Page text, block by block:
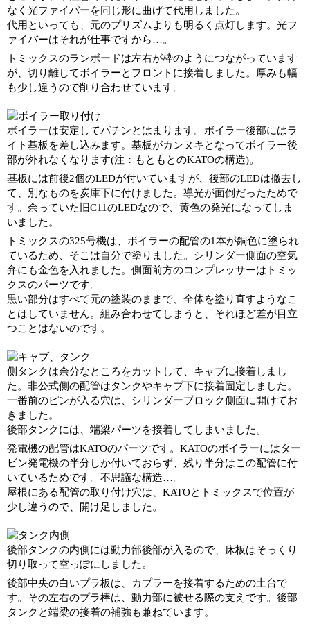
なく光ファイバーを同じ形に曲げて代用しました。
代用といっても、元のプリズムよりも明るく点灯します。光フ
ァイバーはそれが仕事ですから…。
トミックスのランボードは左右が枠のようにつながっています
が、切り離してボイラーとフロントに接着しました。厚みも幅
も少し違うので削り合わせています。
ボイラーは安定してパチンとはまります。ボイラー後部にはラ
イト基板を差し込みます。基板がカンヌキとなってボイラー後
部が外れなくなります(注：もともとのKATOの構造)。
基板には前後2個のLEDが付いていますが、後部のLEDは撤去し
て、別なものを炭庫下に付けました。導光が面倒だったためで
す。余っていた旧C11のLEDなので、黄色の発光になってしま
いました。
トミックスの325号機は、ボイラーの配管の1本が銅色に塗られ
ているため、そこは自分で塗りました。シリンダー側面の空気
弁にも金色を入れました。側面前方のコンプレッサーはトミッ
クスのパーツです。
黒い部分はすべて元の塗装のままで、全体を塗り直すようなこ
とはしていません。組み合わせてしまうと、それほど差が目立
つことはないのです。
側タンクは余分なところをカットして、キャブに接着しまし
た。非公式側の配管はタンクやキャブ下に接着固定しました。
一番前のピンが入る穴は、シリンダーブロック側面に開けてお
きました。
後部タンクには、端梁パーツを接着してしまいました。
発電機の配管はKATOのパーツです。KATOのボイラーにはター
ビン発電機の半分しか付いておらず、残り半分はこの配管に付
いているためです。不思議な構造…。
屋根にある配管の取り付け穴は、KATOとトミックスで位置が
少し違うので、開け足しました。
後部タンクの内側には動力部後部が入るので、床板はそっくり
切り取って空っぽにしました。
後部中央の白いプラ板は、カプラーを接着するための土台で
す。その左右のプラ棒は、動力部に被せる際の支えです。後部
タンクと端梁の接着の補強も兼ねています。